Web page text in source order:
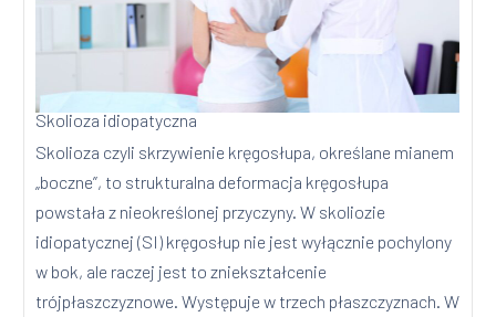
Skolioza idiopatyczna
Skolioza czyli skrzywienie kręgosłupa, określane mianem
„boczne”, to strukturalna deformacja kręgosłupa
powstała z nieokreślonej przyczyny. W skoliozie
idiopatycznej (SI) kręgosłup nie jest wyłącznie pochylony
w bok, ale raczej jest to zniekształcenie
trójpłaszczyznowe. Występuje w trzech płaszczyznach. W